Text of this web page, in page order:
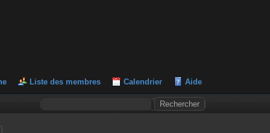
Liste des membres Calendrier Aide